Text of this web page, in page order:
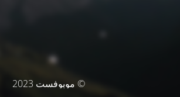
© موبوفست 2023